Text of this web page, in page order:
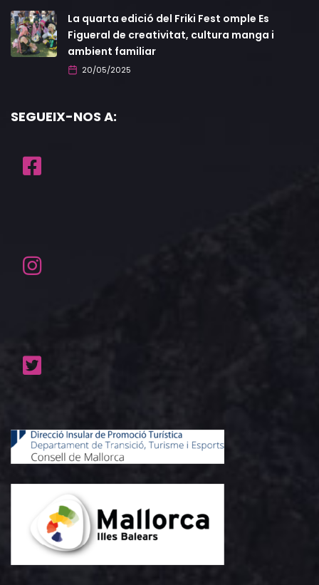
La quarta edició del Friki Fest omple Es
Figueral de creativitat, cultura manga i
ambient familiar
20/05/2025
SEGUEIX-NOS A: